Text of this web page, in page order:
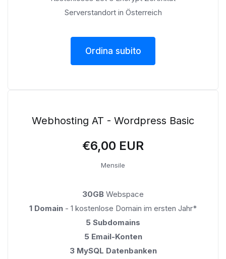
Serverstandort in Österreich
Ordina subito
Webhosting AT - Wordpress Basic
€6,00 EUR
Mensile
30GB Webspace
1 Domain - 1 kostenlose Domain im ersten Jahr*
5 Subdomains
5 Email-Konten
3 MySQL Datenbanken